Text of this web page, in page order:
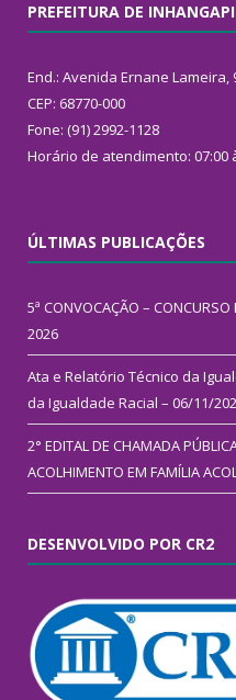
PREFEITURA DE INHANGAPI
End.: Avenida Ernane Lameira,
CEP: 68770-000
Fone: (91) 2992-1128
Horário de atendimento: 07:00
ÚLTIMAS PUBLICAÇÕES
5ª CONVOCAÇÃO –
2026
Ata e Relatório Técnico da
da Igualdade Racial – 06/11/
2° EDITAL DE CHAMADA
ACOLHIMENTO EM FAMÍLIA
DESENVOLVIDO POR CR2